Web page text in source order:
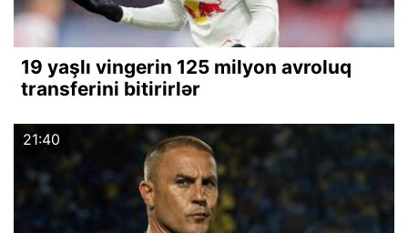
19 yaşlı vingerin 125 milyon avroluq
transferini bitirirlər
21:40